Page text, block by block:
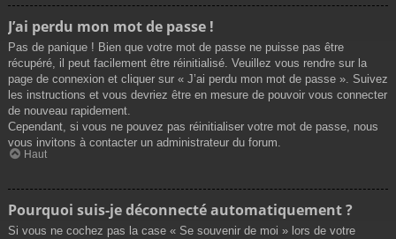
J’ai perdu mon mot de passe !
Pas de panique ! Bien que votre mot de passe ne puisse pas être
récupéré, il peut facilement être réinitialisé. Veuillez vous rendre sur la
page de connexion et cliquer sur « J’ai perdu mon mot de passe ». Suivez
les instructions et vous devriez être en mesure de pouvoir vous connecter
de nouveau rapidement.
Cependant, si vous ne pouvez pas réinitialiser votre mot de passe, nous
vous invitons à contacter un administrateur du forum.
Haut
Pourquoi suis-je déconnecté automatiquement ?
Si vous ne cochez pas la case « Se souvenir de moi » lors de votre